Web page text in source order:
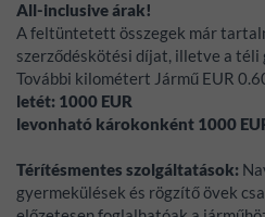
All-inclusive árak!
A feltüntetett összegek már
szerződéskötési díjat, illetve a
További kilométert Jármű EUR
letét: 1000 EUR
levonható károkonként 1000
Térítésmentes szolgáltatások:
gyermekülések és rögzítő övek